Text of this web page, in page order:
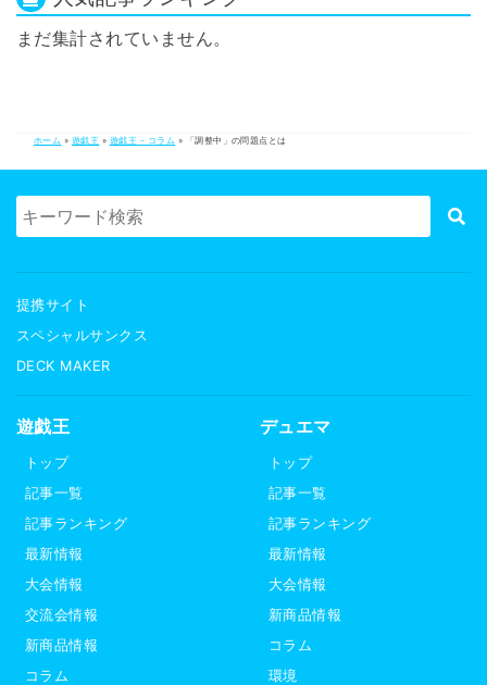
まだ集計されていません。
ホーム » 遊戯王 » 遊戯王 - コラム » 「調整中」の問題点とは
提携サイト
スペシャルサンクス
DECK MAKER
遊戯王
トップ
記事一覧
記事ランキング
最新情報
大会情報
交流会情報
新商品情報
コラム
デュエマ
トップ
記事一覧
記事ランキング
最新情報
大会情報
新商品情報
コラム
環境